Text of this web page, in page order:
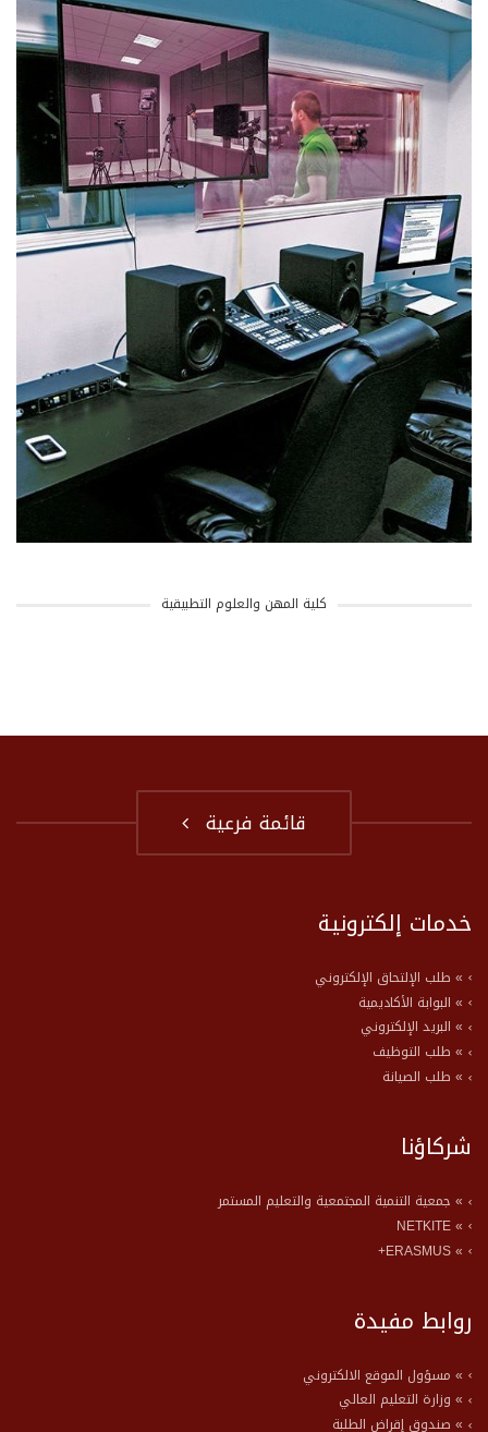
كلية المهن والعلوم التطبيقية
قائمة فرعية
خدمات إلكترونية
» طلب الإلتحاق الإلكتروني
» البوابة الأكاديمية
» البريد الإلكتروني
» طلب التوظيف
» طلب الصيانة
شركاؤنا
» جمعية التنمية المجتمعية والتعليم المستمر
» NETKITE
» ERASMUS+
روابط مفيدة
» مسؤول الموقع الالكتروني
» وزارة التعليم العالي
» صندوق إقراض الطلبة